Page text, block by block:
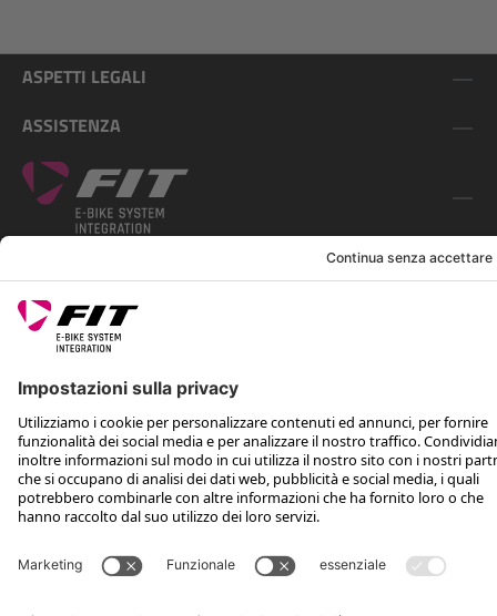
ASPETTI LEGALI
ASSISTENZA
*Prezzo al dettaglio consigliato IVA inclusa più spese di spedizione e TSA
Rotax Bike Technology AG © 2025